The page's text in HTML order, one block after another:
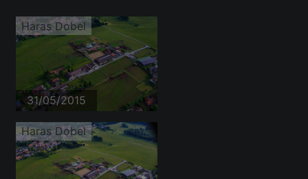
Haras Dobel
31/05/2015
Haras Dobel